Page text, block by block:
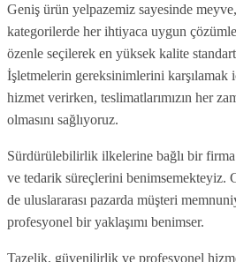
Geniş ürün yelpazemiz sayesinde
kategorilerde her ihtiyaca uygun
özenle seçilerek en yüksek kalite
İşletmelerin gereksinimlerini karşılamak
hizmet verirken, teslimatlarımızın her
olmasını sağlıyoruz.
Sürdürülebilirlik ilkelerine bağlı bir
ve tedarik süreçlerini benimsemekteyiz.
de uluslararası pazarda müşteri
profesyonel bir yaklaşımı benimser.
Tazelik, güvenilirlik ve profesyonel